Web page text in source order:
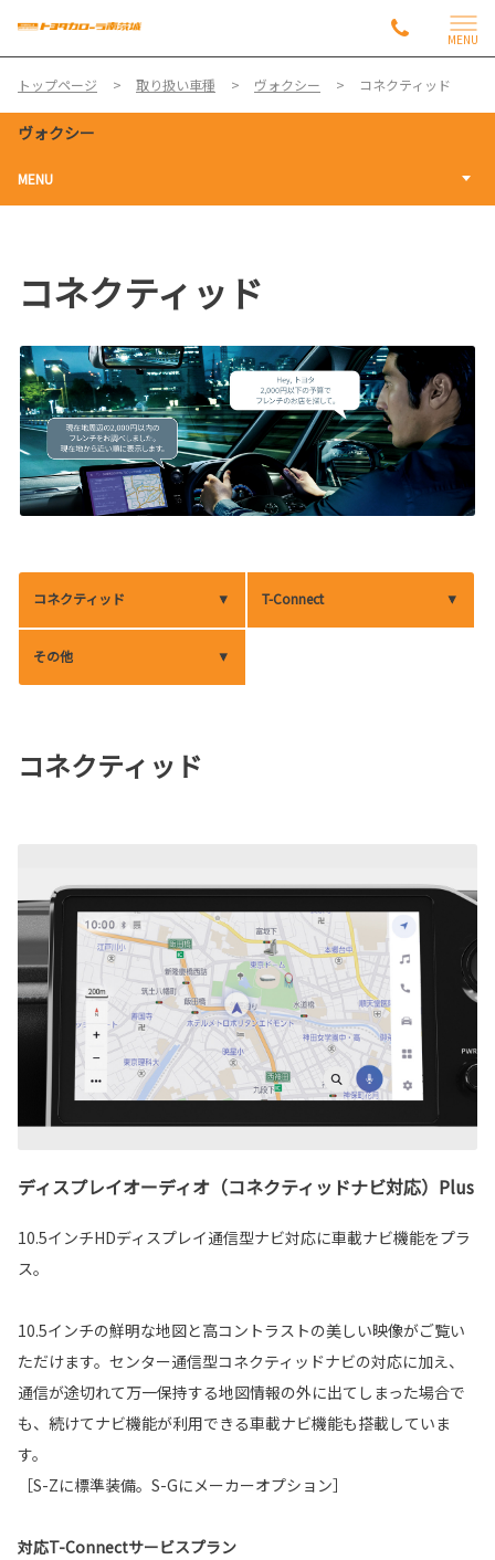
MENU
トップページ 取り扱い車種 ヴォクシー コネクティッド
ヴォクシー
MENU
コネクティッド
コネクティッド T-Connect
その他
コネクティッド
ディスプレイオーディオ（コネクティッドナビ対応）Plus
10.5インチHDディスプレイ通信型ナビ対応に車載ナビ機能をプラ
ス。
10.5インチの鮮明な地図と高コントラストの美しい映像がご覧い
ただけます。センター通信型コネクティッドナビの対応に加え、
通信が途切れて万一保持する地図情報の外に出てしまった場合で
も、続けてナビ機能が利用できる車載ナビ機能も搭載していま
す。
［S-Zに標準装備。S-Gにメーカーオプション］
対応T-Connectサービスプラン